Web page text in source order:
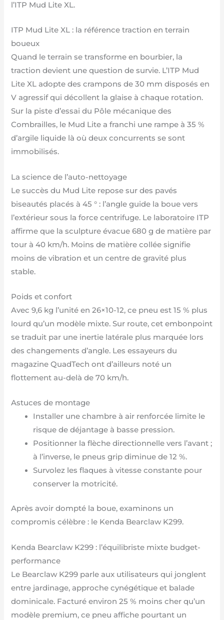
l’ITP Mud Lite XL.
ITP Mud Lite XL : la référence traction en terrain
boueux
Quand le terrain se transforme en bourbier, la
traction devient une question de survie. L’ITP Mud
Lite XL adopte des crampons de 30 mm disposés en
V agressif qui décollent la glaise à chaque rotation.
Sur la piste d’essai du Pôle mécanique des
Combrailles, le Mud Lite a franchi une rampe à 35 %
d’argile liquide là où deux concurrents se sont
immobilisés.
La science de l’auto-nettoyage
Le succès du Mud Lite repose sur des pavés
biseautés placés à 45 ° : l’angle guide la boue vers
l’extérieur sous la force centrifuge. Le laboratoire ITP
affirme que la sculpture évacue 680 g de matière par
tour à 40 km/h. Moins de matière collée signifie
moins de vibration et un centre de gravité plus
stable.
Poids et confort
Avec 9,6 kg l’unité en 26×10-12, ce pneu est 15 % plus
lourd qu’un modèle mixte. Sur route, cet embonpoint
se traduit par une inertie latérale plus marquée lors
des changements d’angle. Les essayeurs du
magazine QuadTech ont d’ailleurs noté un
flottement au-delà de 70 km/h.
Astuces de montage
Installer une chambre à air renforcée limite le
risque de déjantage à basse pression.
Positionner la flèche directionnelle vers l’avant ;
à l’inverse, le pneus grip diminue de 12 %.
Survolez les flaques à vitesse constante pour
conserver la motricité.
Après avoir dompté la boue, examinons un
compromis célèbre : le Kenda Bearclaw K299.
Kenda Bearclaw K299 : l’équilibriste mixte budget-
performance
Le Bearclaw K299 parle aux utilisateurs qui jonglent
entre jardinage, approche cynégétique et balade
dominicale. Facturé environ 25 % moins cher qu’un
modèle premium, ce pneu affiche pourtant un